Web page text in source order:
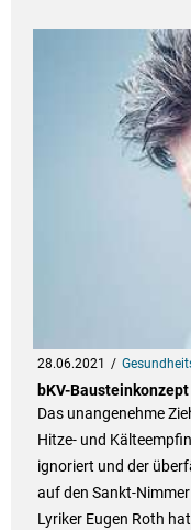
28.06.2021
bKV-
Das unangenehme
Hitze- und
ignoriert und der
auf den Sankt-
Lyriker Eugen Roth